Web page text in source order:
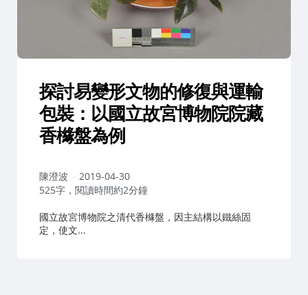
探討易變形文物的修復與運輸
包裝：以國立故宮博物院院藏
香櫞盤為例
作
者：
陳澄波
2019-04-30
525字，閱讀時間約2分鐘
國立故宮博物院之清代香櫞盤，因主結構以鐵絲固
定，使文...